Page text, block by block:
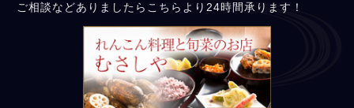
ご相談などありましたらこちらより24時間承ります！
れんこん料理と旬菜の店 むさ
しや